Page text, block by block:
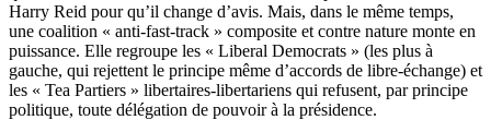
Harry Reid pour qu’il change d’avis. Mais, dans le même temps,
une coalition « anti-fast-track » composite et contre nature monte en
puissance. Elle regroupe les « Liberal Democrats » (les plus à
gauche, qui rejettent le principe même d’accords de libre-échange) et
les « Tea Partiers » libertaires-libertariens qui refusent, par principe
politique, toute délégation de pouvoir à la présidence.